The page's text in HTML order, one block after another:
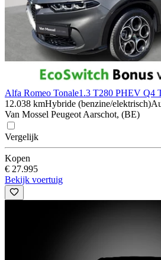
Alfa Romeo Tonale1.3 T280 PHEV Q4
12.038 kmHybride (benzine/elektrisch)
Van Mossel Peugeot Aarschot, (BE)
Vergelijk
Kopen
€ 27.995
Bekijk voertuig